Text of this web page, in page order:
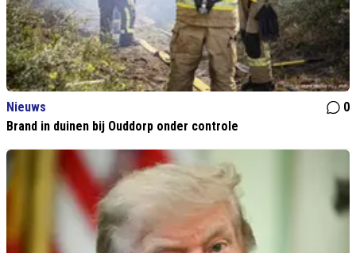
Nieuws
0
Brand in duinen bij Ouddorp onder controle